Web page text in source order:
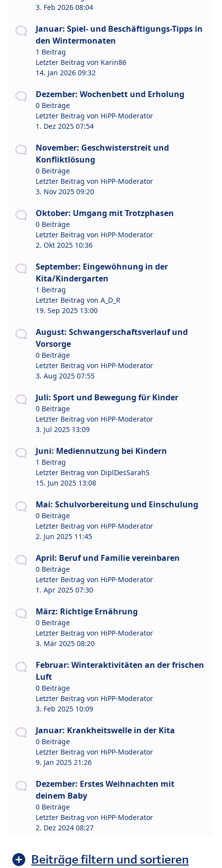
3. Feb 2026 08:04
Januar: Spiel- und Beschäftigungs-Tipps in
den Wintermonaten
1 Beitrag
Letzter Beitrag von Karin86
14. Jan 2026 09:32
Dezember: Wochenbett und Erholung
0 Beiträge
Letzter Beitrag von HiPP-Moderator
1. Dez 2025 07:54
November: Geschwisterstreit und
Konfliktlösung
0 Beiträge
Letzter Beitrag von HiPP-Moderator
3. Nov 2025 09:20
Oktober: Umgang mit Trotzphasen
0 Beiträge
Letzter Beitrag von HiPP-Moderator
2. Okt 2025 10:36
September: Eingewöhnung in der
Kita/Kindergarten
1 Beitrag
Letzter Beitrag von A_D_R
19. Sep 2025 13:00
August: Schwangerschaftsverlauf und
Vorsorge
0 Beiträge
Letzter Beitrag von HiPP-Moderator
3. Aug 2025 07:55
Juli: Sport und Bewegung für Kinder
0 Beiträge
Letzter Beitrag von HiPP-Moderator
3. Jul 2025 13:09
Juni: Mediennutzung bei Kindern
1 Beitrag
Letzter Beitrag von DiplDesSarahS
15. Jun 2025 13:08
Mai: Schulvorbereitung und Einschulung
0 Beiträge
Letzter Beitrag von HiPP-Moderator
2. Jun 2025 11:45
April: Beruf und Familie vereinbaren
0 Beiträge
Letzter Beitrag von HiPP-Moderator
1. Apr 2025 07:30
März: Richtige Ernährung
0 Beiträge
Letzter Beitrag von HiPP-Moderator
3. Mär 2025 08:20
Februar: Winteraktivitäten an der frischen
Luft
0 Beiträge
Letzter Beitrag von HiPP-Moderator
3. Feb 2025 10:09
Januar: Krankheitswelle in der Kita
0 Beiträge
Letzter Beitrag von HiPP-Moderator
9. Jan 2025 21:26
Dezember: Erstes Weihnachten mit
deinem Baby
0 Beiträge
Letzter Beitrag von HiPP-Moderator
2. Dez 2024 08:27
Beiträge filtern und sortieren